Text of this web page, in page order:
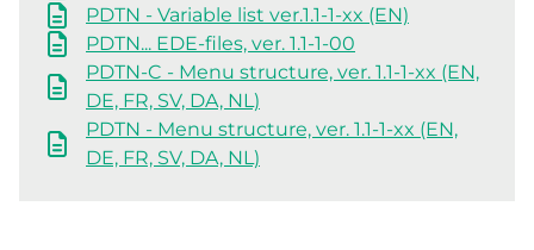
PDTN - Variable list ver.1.1-1-xx (EN)
PDTN... EDE-files, ver. 1.1-1-00
PDTN-C - Menu structure, ver. 1.1-1-xx (EN,
DE, FR, SV, DA, NL)
PDTN - Menu structure, ver. 1.1-1-xx (EN,
DE, FR, SV, DA, NL)